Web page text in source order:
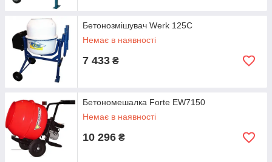
Бетонозмішувач Werk 125C
Немає в наявності
7 433 ₴
Бетономешалка Forte EW7150
Немає в наявності
10 296 ₴